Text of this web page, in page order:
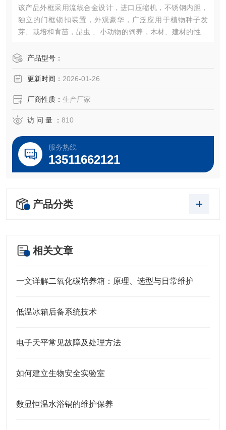
该产品外框采用流线合金设计，进口压缩机，不锈钢内胆，
独立的门框锁扣装置，外观豪华，广泛应用于植物种子发
芽、栽培和育苗，昆虫 、小动物的饲养，木材、建材的性能
制）。产品型号：
更新时间： 2026-01-26
厂商性质： 生产厂家
访 问 量 ： 810
服务热线
13511662121
产品分类
相关文章
一文详解二氧化碳培养箱：原理、选型与日常维护
低温冰箱后备系统技术
电子天平常见故障及处理方法
如何建立生物安全实验室
数显恒温水浴锅的维护保养